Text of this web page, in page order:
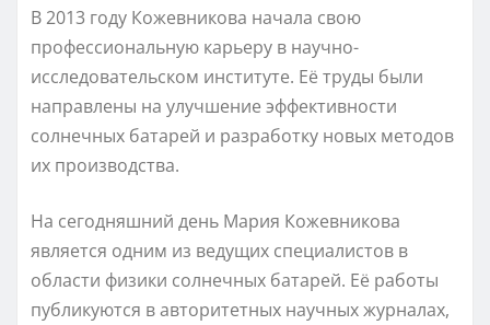
В 2013 году Кожевникова начала свою
профессиональную карьеру в научно-
исследовательском институте. Её труды были
направлены на улучшение эффективности
солнечных батарей и разработку новых методов
их производства.
На сегодняшний день Мария Кожевникова
является одним из ведущих специалистов в
области физики солнечных батарей. Её работы
публикуются в авторитетных научных журналах,